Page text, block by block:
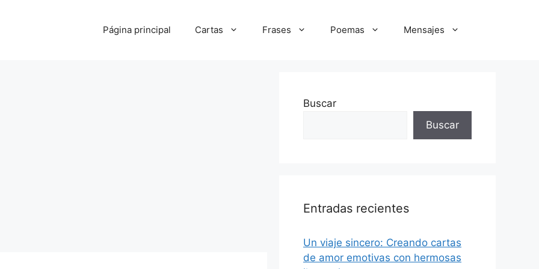
Página principal Cartas Frases Poemas Mensajes
Buscar
Buscar
Entradas recientes
Un viaje sincero: Creando cartas
de amor emotivas con hermosas